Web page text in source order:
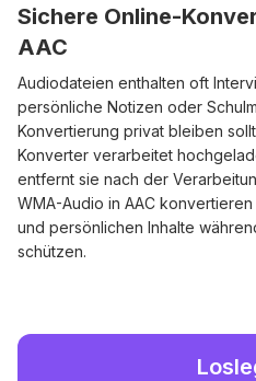
Sichere Online-
AAC
Audiodateien enthalten oft
persönliche Notizen oder
Konvertierung privat bleiben
Konverter verarbeitet
entfernt sie nach der
WMA-Audio in AAC
und persönlichen Inhalte
schützen.